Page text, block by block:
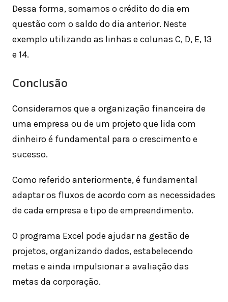
Dessa forma, somamos o crédito do dia em
questão com o saldo do dia anterior. Neste
exemplo utilizando as linhas e colunas C, D, E, 13
e 14.
Conclusão
Consideramos que a organização financeira de
uma empresa ou de um projeto que lida com
dinheiro é fundamental para o crescimento e
sucesso.
Como referido anteriormente, é fundamental
adaptar os fluxos de acordo com as necessidades
de cada empresa e tipo de empreendimento.
O programa Excel pode ajudar na gestão de
projetos, organizando dados, estabelecendo
metas e ainda impulsionar a avaliação das
metas da corporação.